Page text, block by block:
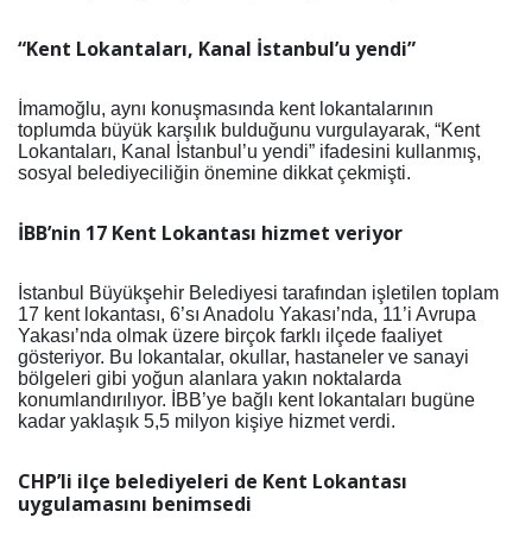
“Kent Lokantaları, Kanal İstanbul’u yendi”
İmamoğlu, aynı konuşmasında kent lokantalarının
toplumda büyük karşılık bulduğunu vurgulayarak, “Kent
Lokantaları, Kanal İstanbul’u yendi” ifadesini kullanmış,
sosyal belediyeciliğin önemine dikkat çekmişti.
İBB’nin 17 Kent Lokantası hizmet veriyor
İstanbul Büyükşehir Belediyesi tarafından işletilen toplam
17 kent lokantası, 6’sı Anadolu Yakası’nda, 11’i Avrupa
Yakası’nda olmak üzere birçok farklı ilçede faaliyet
gösteriyor. Bu lokantalar, okullar, hastaneler ve sanayi
bölgeleri gibi yoğun alanlara yakın noktalarda
konumlandırılıyor. İBB’ye bağlı kent lokantaları bugüne
kadar yaklaşık 5,5 milyon kişiye hizmet verdi.
CHP’li ilçe belediyeleri de Kent Lokantası
uygulamasını benimsedi